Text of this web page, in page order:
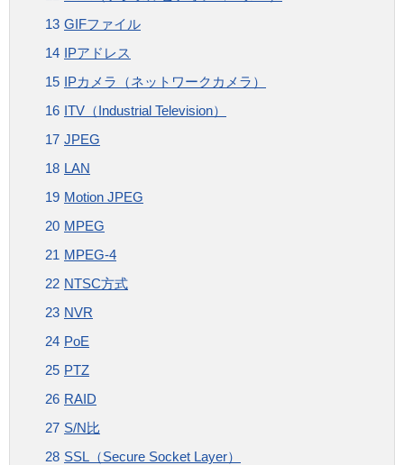
GIFファイル
IPアドレス
IPカメラ（ネットワークカメラ）
ITV（Industrial Television）
JPEG
LAN
Motion JPEG
MPEG
MPEG-4
NTSC方式
NVR
PoE
PTZ
RAID
S/N比
SSL（Secure Socket Layer）